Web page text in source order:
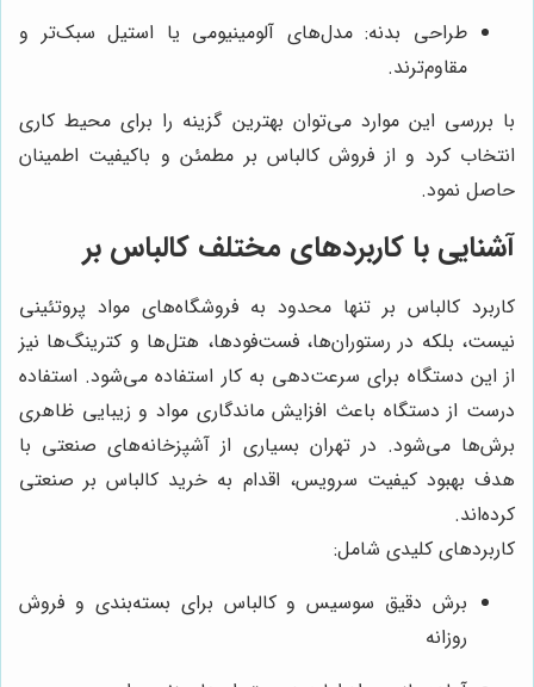
طراحی بدنه: مدل‌های آلومینیومی یا استیل سبک‌تر و
مقاوم‌ترند.
با بررسی این موارد می‌توان بهترین گزینه را برای محیط کاری
انتخاب کرد و از فروش کالباس بر مطمئن و باکیفیت اطمینان
حاصل نمود.
آشنایی با کاربردهای مختلف کالباس بر
کاربرد کالباس بر تنها محدود به فروشگاه‌های مواد پروتئینی
نیست، بلکه در رستوران‌ها، فست‌فودها، هتل‌ها و کترینگ‌ها نیز
از این دستگاه برای سرعت‌دهی به کار استفاده می‌شود. استفاده
درست از دستگاه باعث افزایش ماندگاری مواد و زیبایی ظاهری
برش‌ها می‌شود. در تهران بسیاری از آشپزخانه‌های صنعتی با
هدف بهبود کیفیت سرویس، اقدام به خرید کالباس بر صنعتی
کرده‌اند.
کاربردهای کلیدی شامل:
برش دقیق سوسیس و کالباس برای بسته‌بندی و فروش
روزانه